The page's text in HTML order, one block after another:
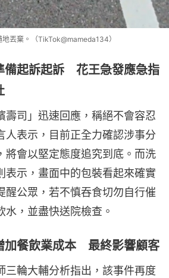
丟棄。（TikTok@mameda134）
備起訴起訴 花王急發應急指
壽司」迅速回應，稱絕不會容忍
人表示，目前正全力確認涉事分
將會以堅定態度追究到底。而洗
表示，畫面中的包裝看起來確實
醒公眾，若不慎吞食切勿自行催
水，並盡快送院檢查。
加餐飲業成本 最終影響顧客
三輪大輔分析指出，該事件再度